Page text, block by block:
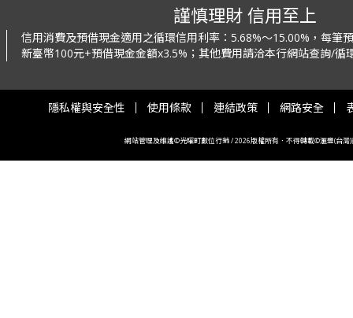
謹慎理財 信用至上
信用消費及預借現金適用之循環信用利率： 5.68%～15.00%，每筆
新臺幣100元+預借現金金額x3.5%； 其他費用請洽本行網站查詢/循
隱私權與安全性 使用條款 連結政策 網路安全
網站管理及維護©光曜町數位行銷 / 2026版權所有．不得轉載©滙豐(台灣